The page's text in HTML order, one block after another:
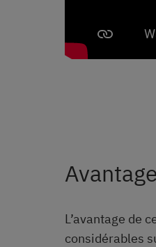
L’avantage de
considérables